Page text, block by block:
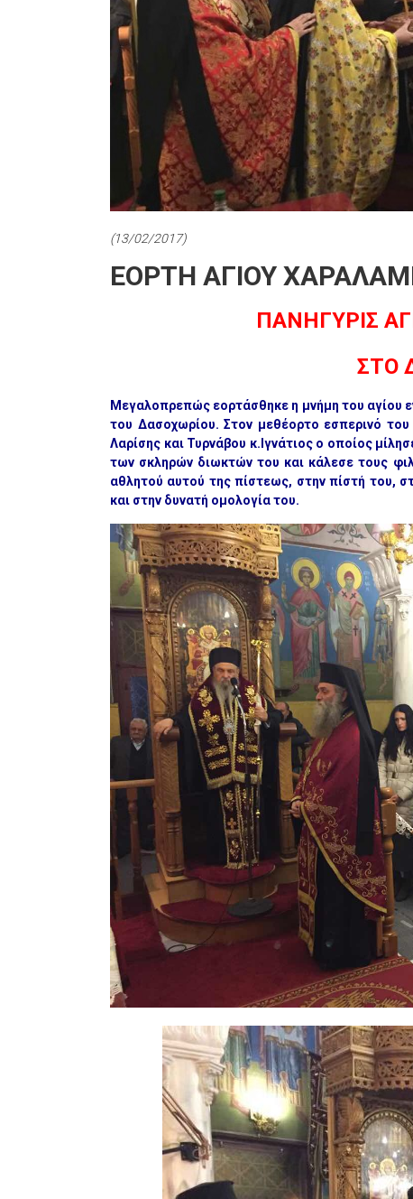
(13/02/2017)
ΕΟΡΤΗ ΑΓΙΟΥ
ΠΑΝΗΓΥΡΙΣ
ΣΤΟ
Μεγαλοπρεπώς εορτάσθηκε η μνήμη του αγίου
του Δασοχωρίου. Στον μεθέορτο εσπερινό
Λαρίσης και Τυρνάβου κ.Ιγνάτιος ο οποίος
των σκληρών διωκτών του και κάλεσε τους
αθλητού αυτού της πίστεως, στην πίστή του,
και στην δυνατή ομολογία του.